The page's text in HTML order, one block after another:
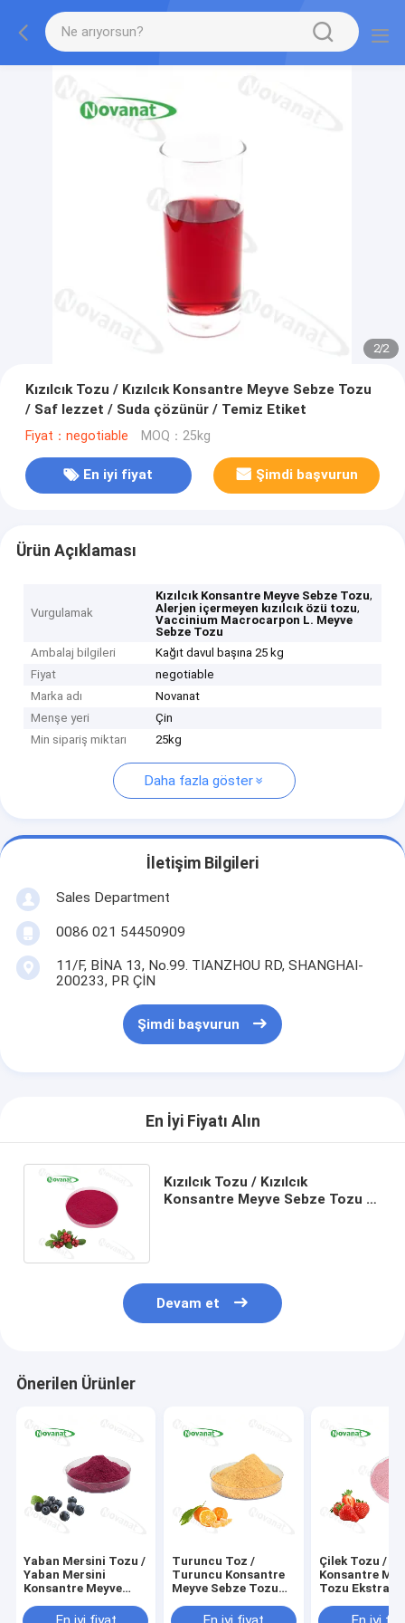
2/2
Kızılcık Tozu / Kızılcık Konsantre Meyve Sebze Tozu
/ Saf lezzet / Suda çözünür / Temiz Etiket
Fiyat：negotiable MOQ：25kg
En iyi fiyat Şimdi başvurun
Ürün Açıklaması
Vurgulamak
Kızılcık Konsantre Meyve Sebze Tozu,
Alerjen içermeyen kızılcık özü tozu,
Vaccinium Macrocarpon L. Meyve
Sebze Tozu
Ambalaj bilgileri
Kağıt davul başına 25 kg
Fiyat
negotiable
Marka adı
Novanat
Menşe yeri
Çin
Min sipariş miktarı
25kg
Daha fazla göster
İletişim Bilgileri
Sales Department
0086 021 54450909
11/F, BİNA 13, No.99. TIANZHOU RD, SHANGHAI-
200233, PR ÇİN
Şimdi başvurun
En İyi Fiyatı Alın
Kızılcık Tozu / Kızılcık
Konsantre Meyve Sebze Tozu /
Devam et
Önerilen Ürünler
Yaban Mersini Tozu /
Yaban Mersini
Konsantre Meyve
Lezzet / Suda
Turuncu Toz /
Turuncu Konsantre
Meyve Sebze Tozu
çözünür / Temiz
Çilek Tozu /
Konsantre
Tozu
çözünür/